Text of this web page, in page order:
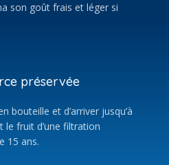
son goût frais et léger si
préservée
bouteille et d’arriver jusqu’à
le fruit d’une filtration
15 ans.